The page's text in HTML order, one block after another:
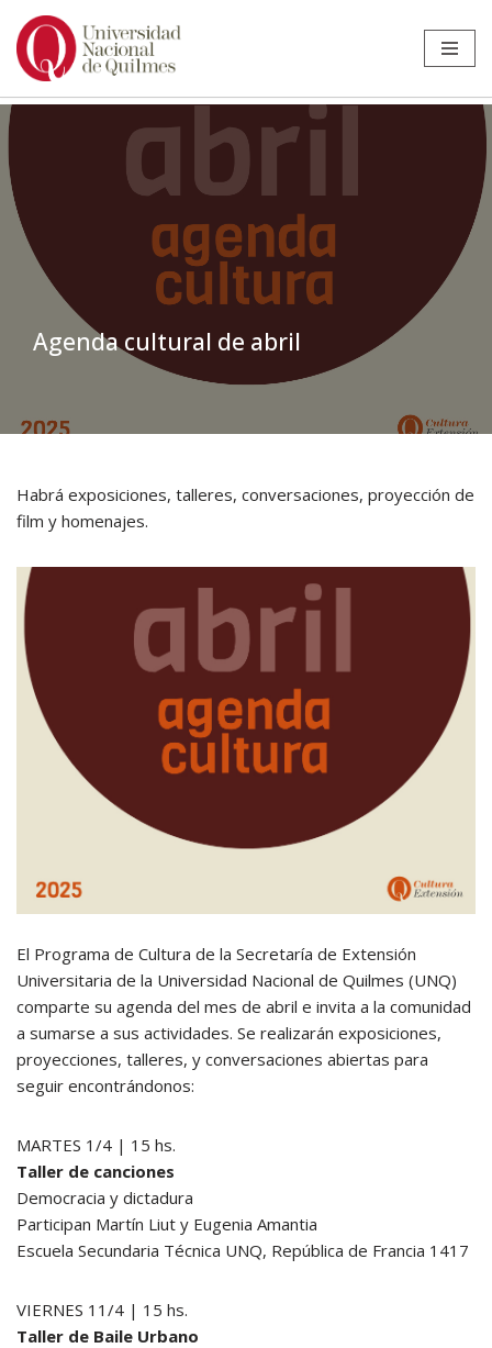
Ir
Agenda cultural de abril
» Extensión Agenda cultural de abril
Habrá exposiciones, talleres, conversaciones, proyección de
film y homenajes.
El Programa de Cultura de la Secretaría de Extensión
Universitaria de la Universidad Nacional de Quilmes (UNQ)
comparte su agenda del mes de abril e invita a la comunidad
a sumarse a sus actividades. Se realizarán exposiciones,
proyecciones, talleres, y conversaciones abiertas para
seguir encontrándonos:
MARTES 1/4 | 15 hs.
Taller de canciones
Democracia y dictadura
Participan Martín Liut y Eugenia Amantia
Escuela Secundaria Técnica UNQ, República de Francia 1417
VIERNES 11/4 | 15 hs.
Taller de Baile Urbano